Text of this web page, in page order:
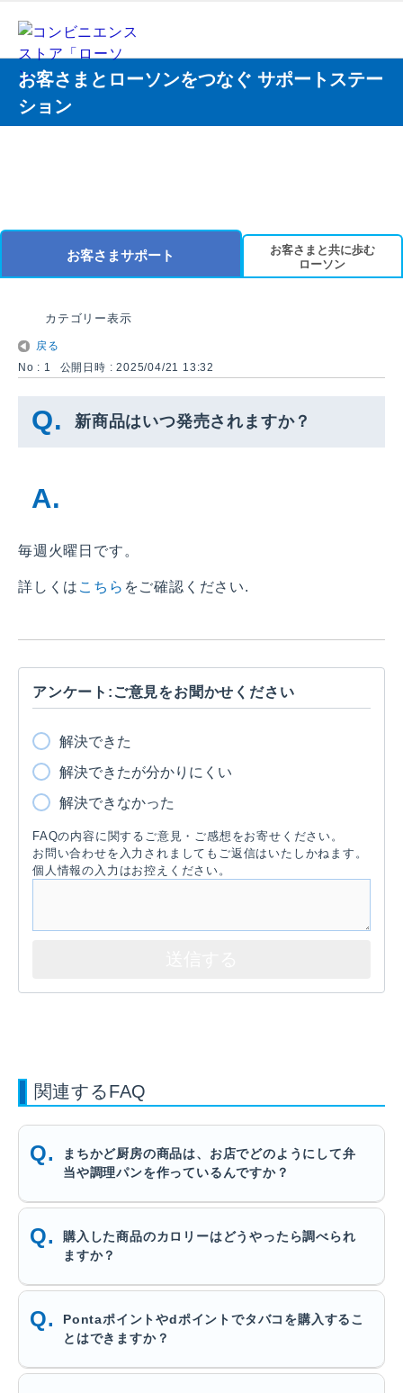
お客さまとローソンをつなぐ サポートステー
ション
お客さまサポート
お客さまと共に歩む
ローソン
カテゴリー表示
戻る
No : 1
公開日時 : 2025/04/21 13:32
新商品はいつ発売されますか？
毎週火曜日です。
詳しくは こちら をご確認ください.
アンケート:ご意見をお聞かせください
解決できた
解決できたが分かりにくい
解決できなかった
FAQの内容に関するご意見・ご感想をお寄せください。
お問い合わせを入力されましてもご返信はいたしかねます。
個人情報の入力はお控えください。
関連するFAQ
まちかど厨房の商品は、お店でどのようにして弁
当や調理パンを作っているんですか？
購入した商品のカロリーはどうやったら調べられ
ますか？
Pontaポイントやdポイントでタバコを購入するこ
とはできますか？